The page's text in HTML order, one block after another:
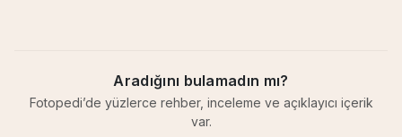
Aradığını bulamadın mı?
Fotopedi’de yüzlerce rehber, inceleme ve açıklayıcı içerik
var.